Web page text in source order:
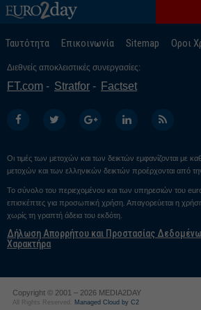
Ταυτότητα Επικοινωνία Sitemap Οροι
Διεθνείς αποκλειστικές συνεργασίες:
FT.com Stratfor Factset
Οι τιμές των μετοχών και των δεικτών εμφανίζονται με
μετοχών και των ελληνικών δεικτών προέρχονται από
Το σύνολο του περιεχομένου και των υπηρεσιών του
επισκέπτες για προσωπική χρήση. Απαγορεύεται η
χωρίς τη γραπτή άδεια του εκδότη.
Δήλωση Απορρήτου και Προστασίας
Χαρακτήρα
Copyright © 2001 – 2026 MEDIA2DAY
All Rights Reserved. Managed Cloud by C2